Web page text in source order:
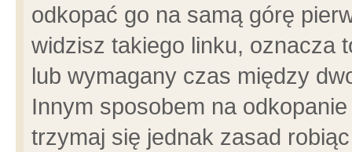
odkopać go na samą górę
widzisz takiego linku, oznacza
lub wymagany czas między
Innym sposobem na
trzymaj się jednak zasad